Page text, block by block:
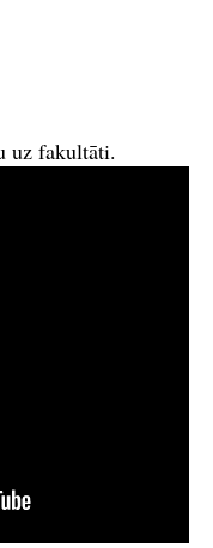
uz fakultāti.